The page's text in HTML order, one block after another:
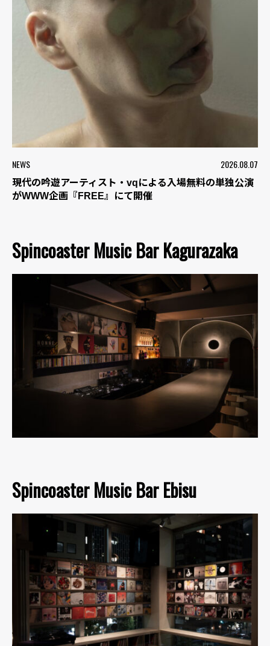
NEWS 2026.08.07
現代の吟遊アーティスト・vqによる入場無料の単独公演
がWWW企画『FREE』にて開催
Spincoaster Music Bar Kagurazaka
Spincoaster Music Bar Ebisu